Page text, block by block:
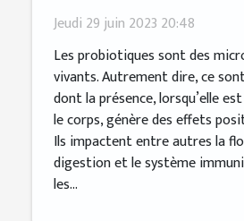
Jeudi 29 juin 2023 20:48
Les probiotiques sont des
vivants. Autrement dire, ce
dont la présence, lorsqu’elle
le corps, génère des effets
Ils impactent entre autres la
digestion et le système
les...